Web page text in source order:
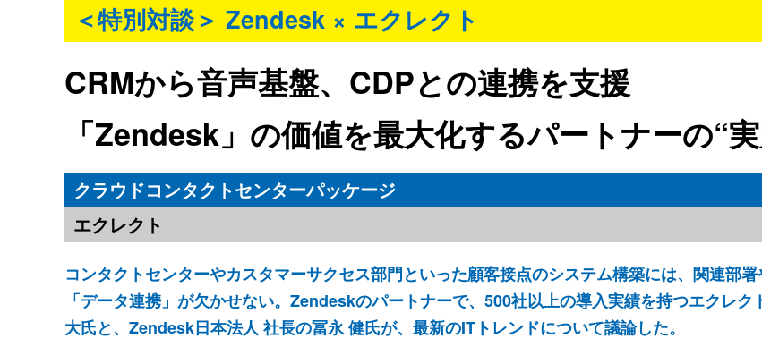
＜特別対談＞ Zendesk × エクレクト
CRMから音声基盤、CDPとの連携を支援
「Zendesk」の価値を最大化するパートナーの“
クラウドコンタクトセンターパッケージ
エクレクト
コンタクトセンターやカスタマーサクセス部門といった顧客接点のシステム構築には、関連部
「データ連携」が欠かせない。Zendeskのパートナーで、500社以上の導入実績を持つエクレク
大氏と、Zendesk日本法人 社長の冨永 健氏が、最新のITトレンドについて議論した。